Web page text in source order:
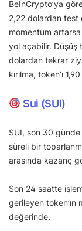
BeInCrypto’ya
2,22 dolardan test
momentum
yol açabilir. Düşüş
dolardan tekrar
kırılma, token’ı
Sui (SUI)
SUI, son 30
süreli bir
arasında kazanç
Son 24 saatte
gerileyen
değerinde.